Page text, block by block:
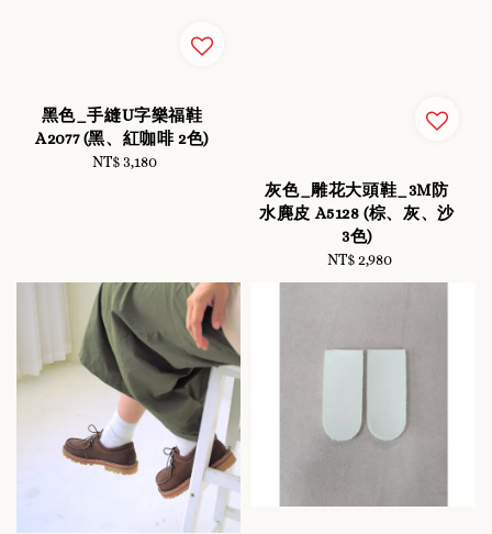
黑色_手縫U字樂福鞋
A2077 (黑、紅咖啡 2色)
Regular
NT$ 3,180
灰色_雕花大頭鞋_3M防
水麂皮 A5128 (棕、灰、沙
3色)
Regular
price
NT$ 2,980